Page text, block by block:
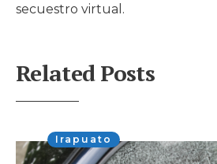
secuestro virtual.
Related Posts
Irapuato